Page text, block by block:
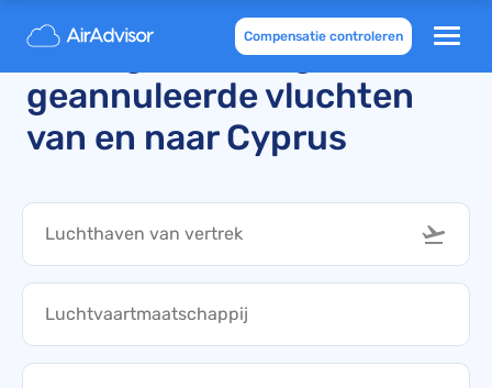
Compensatie controleren
Onlangs vertraagde en
geannuleerde vluchten
van en naar Cyprus